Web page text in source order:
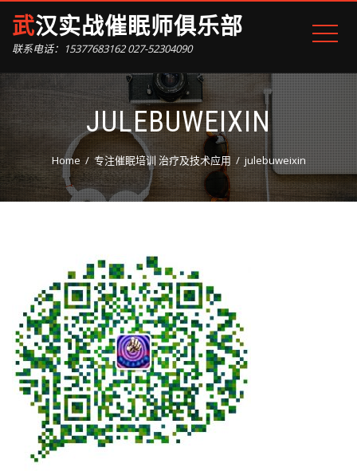
武汉实战催眠师俱乐部
联系电话：15377683162 027-52304090
JULEBUWEIXIN
Home 专注催眠培训 治疗及技术应用 julebuweixin